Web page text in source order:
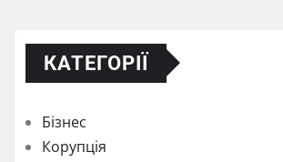
КАТЕГОРІЇ
Бізнес
Корупція